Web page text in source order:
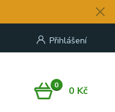
Přihlášení
0 0 Kč